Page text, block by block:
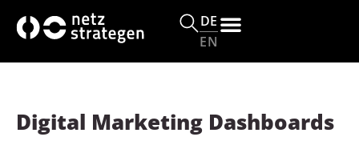
n
DE
EN
Digital Marketing Dashboards